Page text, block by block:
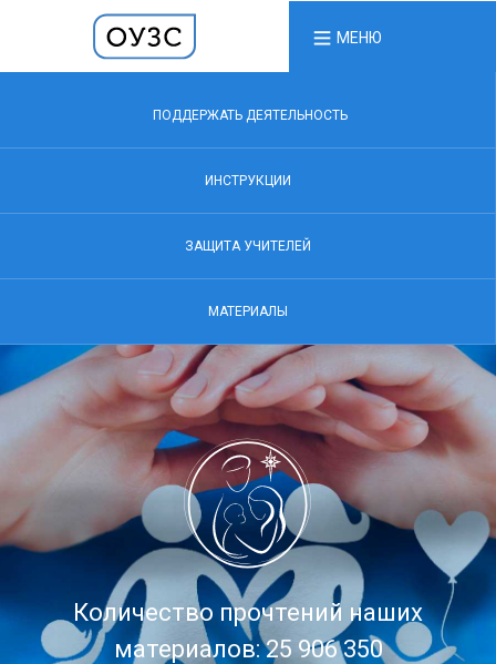
МЕНЮ
ПОДДЕРЖАТЬ ДЕЯТЕЛЬНОСТЬ
ИНСТРУКЦИИ
ЗАЩИТА УЧИТЕЛЕЙ
МАТЕРИАЛЫ
Количество прочтений наших
материалов: 25 906 350